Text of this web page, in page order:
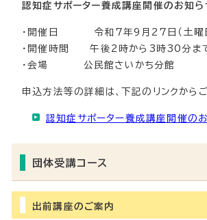
認知症サポーター養成講座開催のお知ら
・開催日 令和7年9月27日（土曜
・開催時間 午後2時から3時30分ま
・会場 公民館さいかち分館
申込方法等の詳細は、下記のリンクから
認知症サポーター養成講座開催の
団体受講コース
出前講座のご案内